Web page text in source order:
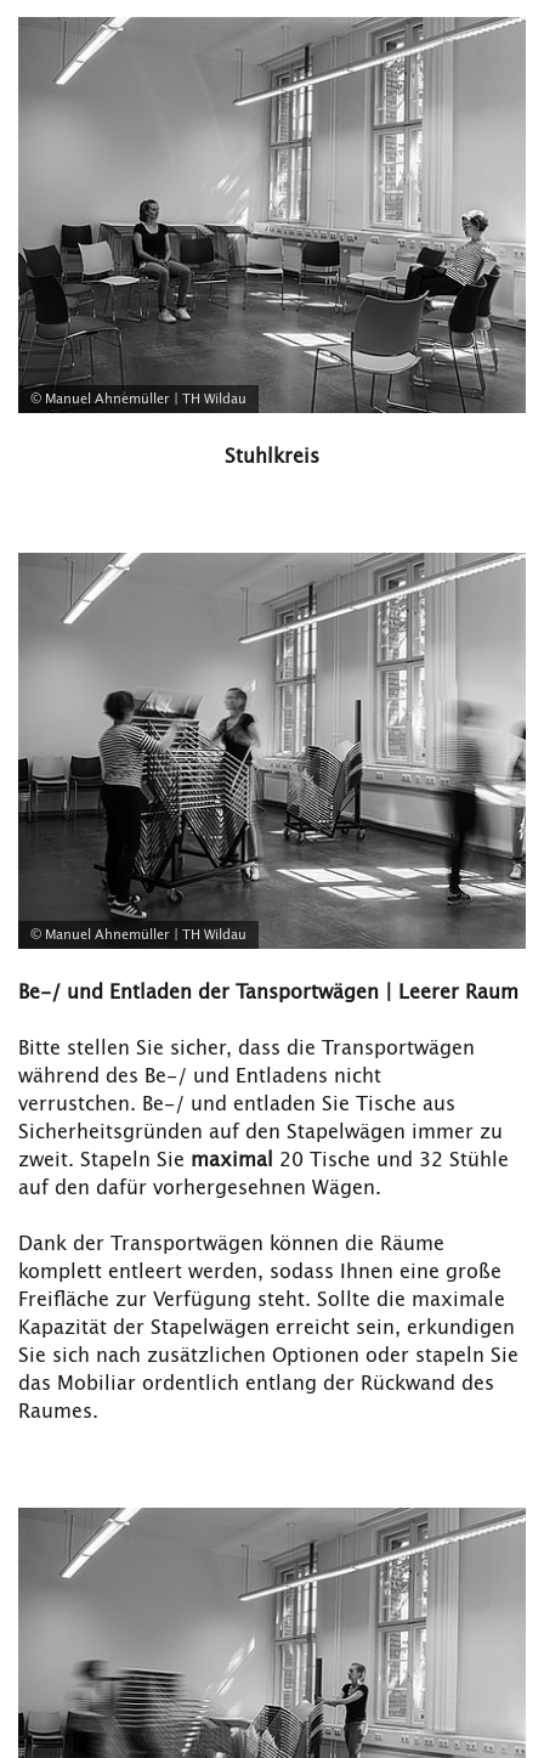
© Manuel Ahnemüller | TH Wildau
Stuhlkreis
© Manuel Ahnemüller | TH Wildau
Be-/ und Entladen der Tansportwägen | Leerer Raum
Bitte stellen Sie sicher, dass die Transportwägen
während des Be-/ und Entladens nicht
verrustchen. Be-/ und entladen Sie Tische aus
Sicherheitsgründen auf den Stapelwägen immer zu
zweit. Stapeln Sie maximal
20 Tische und 32 Stühle
auf den dafür vorhergesehnen Wägen.
Dank der Transportwägen können die Räume
komplett entleert werden, sodass Ihnen eine große
Freifläche zur Verfügung steht. Sollte die maximale
Kapazität der Stapelwägen erreicht sein, erkundigen
Sie sich nach zusätzlichen Optionen oder stapeln Sie
das Mobiliar ordentlich entlang der Rückwand des
Raumes.